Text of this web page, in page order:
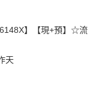
】【現+預】☆流
天